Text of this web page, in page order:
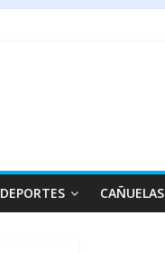
DEPORTES CAÑUELAS